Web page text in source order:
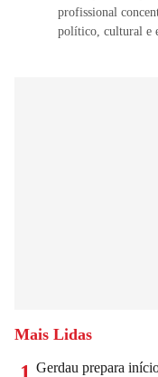
profissional
político, cultural e
Mais Lidas
1 Gerdau prepara